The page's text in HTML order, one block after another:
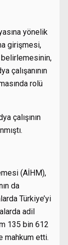
yönelik
girişmesi,
belirlemesinin,
çalışanının
rolü
çalışının
(AİHM),
da
Türkiye’yi
adil
135 bin 612
mahkum etti.